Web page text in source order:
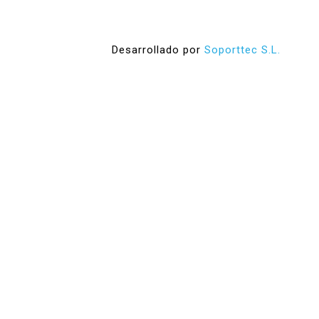
Desarrollado por Soporttec S.L.